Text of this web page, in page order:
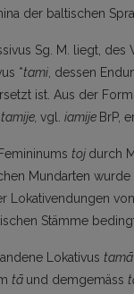
der baltischen
Sg. M. liegt, des
*tami, dessen
ist. Aus der Form
tamije, vgl. iamije BrP,
toj durch
Mundarten
Lokativendungen
Stämme
Lokativus tamā
tā und demgemäss